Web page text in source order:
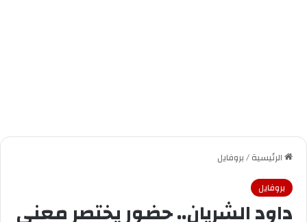
الرئيسية/بروفايل
بروفايل
داود الشريان.. حضور يختصر معنى